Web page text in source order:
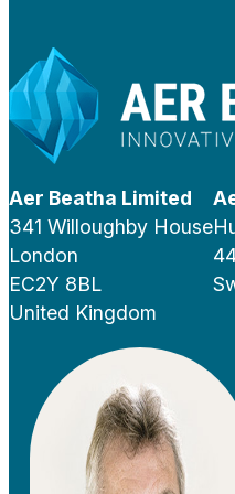
Aer Beatha Limited
341 Willoughby House
London
EC2Y 8BL
United Kingdom